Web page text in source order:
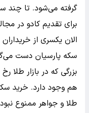
گرفته می‌شود. تا چند
برای تقدیم کادو در
الان یکسری از
سکه پارسیان دست
بزرگی که در بازار طلا
هم وجود دارد. خرید
طلا و جواهر ممنوع